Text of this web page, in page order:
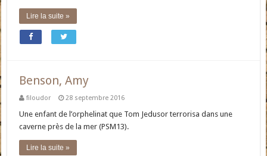
Lire la suite »
Benson, Amy
filoudor 28 septembre 2016
Une enfant de l’orphelinat que Tom Jedusor terrorisa dans une
caverne près de la mer (PSM13).
Lire la suite »